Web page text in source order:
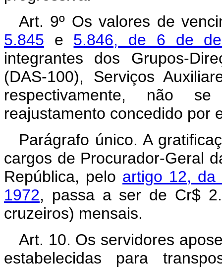
Art. 9º Os valores de
5.845 e 5.846, de 6 de
integrantes dos Grupos-
(DAS-100), Serviços
respectivamente, não
reajustamento concedido por
Parágrafo único. A
cargos de Procurador-Geral
República, pelo artigo 12, da
1972, passa a ser de Cr$
cruzeiros) mensais.
Art. 10. Os servidores
estabelecidas para